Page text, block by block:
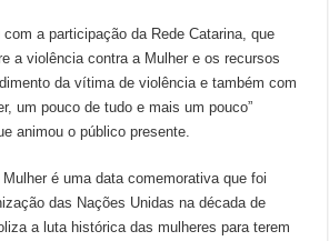
a participação da Rede Catarina, que
a violência contra a Mulher e os recursos
da vítima de violência e também com
um pouco de tudo e mais um pouco”
animou o público presente.
é uma data comemorativa que foi
das Nações Unidas na década de
a luta histórica das mulheres para terem